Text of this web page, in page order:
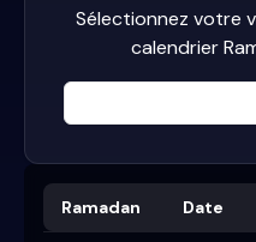
Sélectionnez votre
calendrier
Ramadan Date